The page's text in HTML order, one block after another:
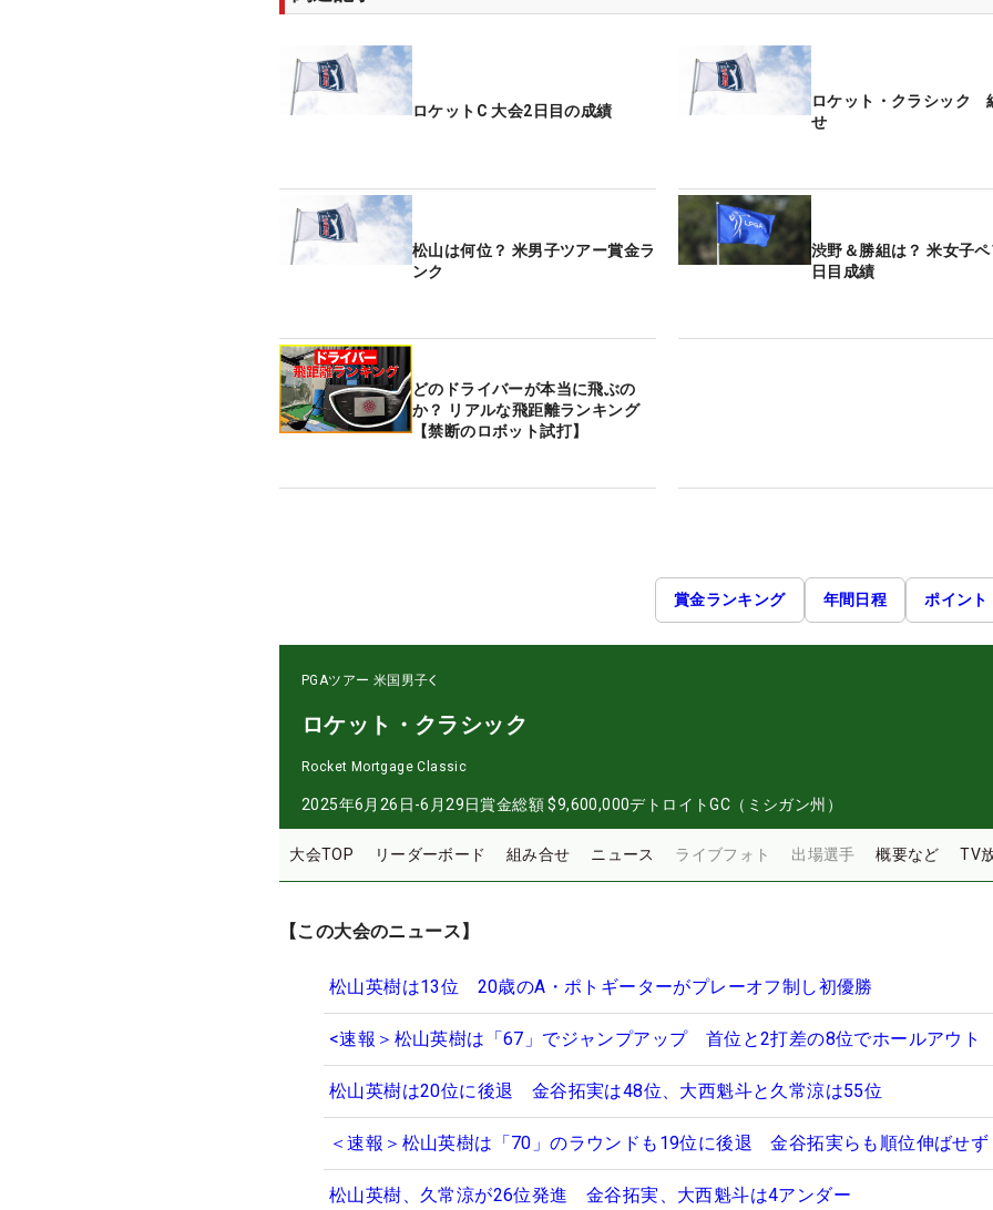
ロケットC 大会2日目の成績
ロケット・クラシック
せ
松山は何位？ 米男子ツアー賞金ラ
ンク
渋野＆勝組は？ 米女子
日目成績
どのドライバーが本当に飛ぶの
か？ リアルな飛距離ランキング
【禁断のロボット試打】
賞金ランキング 年間日程 ポイント
PGAツアー 米国男子
ロケット・クラシック
Rocket Mortgage Classic
2025年6月26日-6月29日賞金総額 $9,600,000デトロイトGC（ミシガン州）
大会TOP リーダーボード 組み合せ ニュース ライブフォト 出場選手 概要など TV
【この大会のニュース】
松山英樹は13位 20歳のA・ポトギーターがプレーオフ制し初優勝
<速報＞松山英樹は「67」でジャンプアップ 首位と2打差の8位でホールアウト
松山英樹は20位に後退 金谷拓実は48位、大西魁斗と久常涼は55位
＜速報＞松山英樹は「70」のラウンドも19位に後退 金谷拓実らも順位伸ばせず
松山英樹、久常涼が26位発進 金谷拓実、大西魁斗は4アンダー